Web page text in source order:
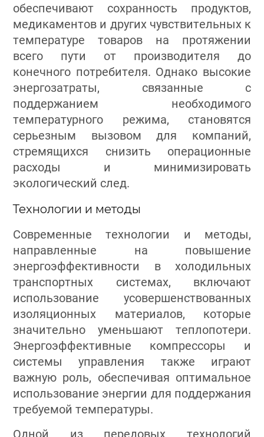
обеспечивают сохранность продуктов,
медикаментов и других чувствительных к
температуре товаров на протяжении
всего пути от производителя до
конечного потребителя. Однако высокие
энергозатраты, связанные с
поддержанием необходимого
температурного режима, становятся
серьезным вызовом для компаний,
стремящихся снизить операционные
расходы и минимизировать
экологический след.
Технологии и методы
Современные технологии и методы,
направленные на повышение
энергоэффективности в холодильных
транспортных системах, включают
использование усовершенствованных
изоляционных материалов, которые
значительно уменьшают теплопотери.
Энергоэффективные компрессоры и
системы управления также играют
важную роль, обеспечивая оптимальное
использование энергии для поддержания
требуемой температуры.
Одной из передовых технологий